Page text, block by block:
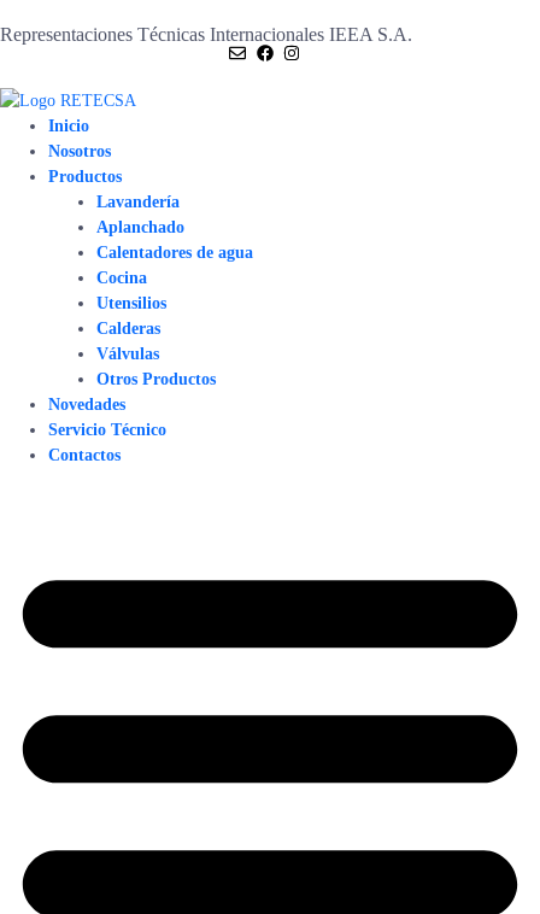
Representaciones Técnicas Internacionales IEEA S.A.
Inicio
Nosotros
Productos
Lavandería
Aplanchado
Calentadores de agua
Cocina
Utensilios
Calderas
Válvulas
Otros Productos
Novedades
Servicio Técnico
Contactos